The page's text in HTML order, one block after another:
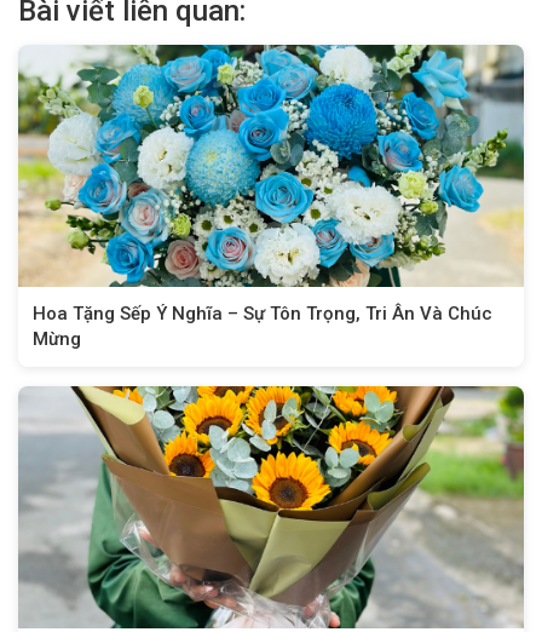
Bài viết liên quan:
Hoa Tặng Sếp Ý Nghĩa – Sự Tôn Trọng, Tri Ân Và Chúc
Mừng